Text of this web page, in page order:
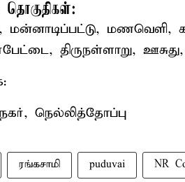
தொகுதிகள்:
மன்னாடிப்பட்டு, மணவெளி,
திருநள்ளாறு,
நெல்லித்தோப்பு
ரங்கசாமி puduvai NR